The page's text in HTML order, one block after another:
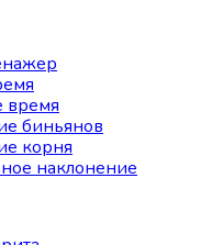
биньянов
корня
наклонение